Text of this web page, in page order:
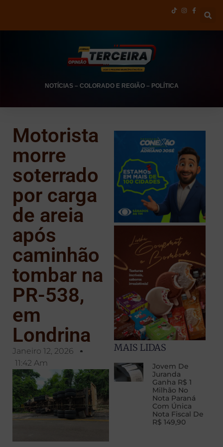
NOTÍCIAS– COLORADO E REGIÃO– POLÍTICA
Motorista
morre
soterrado
por carga
de areia
após
caminhão
tombar na
PR-538,
em
Londrina
Janeiro 12, 2026
11:42 Am
MAIS LIDAS
Jovem De
Juranda
Ganha R$ 1
Milhão No
Nota Paraná
Com Única
Nota Fiscal De
R$ 149,90